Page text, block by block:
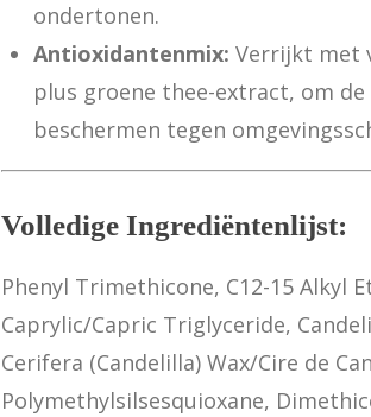
ondertonen.
Antioxidantenmix: Verrijkt met
plus groene thee-extract, om
beschermen tegen
Volledige Ingrediëntenlijst:
Phenyl Trimethicone, C12-15 Alkyl
Caprylic/Capric Triglyceride,
Cerifera (Candelilla) Wax/Cire de
Polymethylsilsesquioxane,